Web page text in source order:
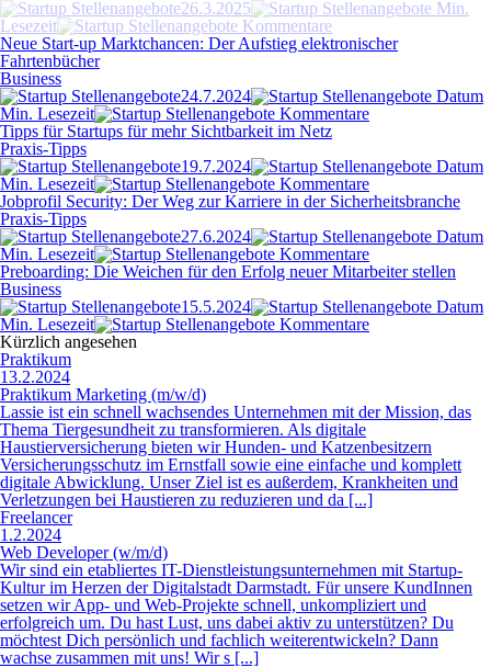
Praxis-Tipps
19.7.2024
Min. Lesezeit
Kommentare
Jobprofil Security: Der Weg zur Karriere in der Sicherheitsbranche
Praxis-Tipps
27.6.2024
Min. Lesezeit
Kommentare
Preboarding: Die Weichen für den Erfolg neuer Mitarbeiter stellen
Business
15.5.2024
Min. Lesezeit
Kommentare
Kürzlich angesehen
Praktikum
13.2.2024
Praktikum Marketing (m/w/d)
Lassie ist ein schnell wachsendes Unternehmen mit der Mission, das
Thema Tiergesundheit zu transformieren. Als digitale
Haustierversicherung bieten wir Hunden- und Katzenbesitzern
Versicherungsschutz im Ernstfall sowie eine einfache und komplett
digitale Abwicklung. Unser Ziel ist es außerdem, Krankheiten und
Verletzungen bei Haustieren zu reduzieren und da [...]
Freelancer
1.2.2024
Web Developer (w/m/d)
Wir sind ein etabliertes IT-Dienstleistungs­unternehmen mit Startup-
Kultur im Herzen der Digitalstadt Darmstadt. Für unsere KundInnen
setzen wir App- und Web-Projekte schnell, unkompliziert und
erfolgreich um. Du hast Lust, uns dabei aktiv zu unterstützen? Du
möchtest Dich persönlich und fachlich weiterentwickeln? Dann
wachse zusammen mit uns! Wir s [...]
Freelancer
8.2.2024
Online Marketing Manager (m/w/d)
Wir bieten einen interessanten und abwechslungsreichen Arbeitsplatz
in einem engagierten, dynamischen Team. Es erwartet Dich ein
vielseitiges Aufgabenspektrum mit Möglichkeiten, Neues
auszuprobieren sowie ein Umfeld für eigenverantwortliches Arbeiten
mit persönlichen Entwicklungschancen. Online Marketing Manager in